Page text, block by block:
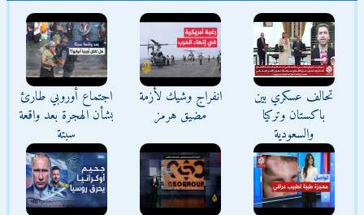
تحالف عسكري بين
باكستان وتركيا
والسعودية
انفراج وشيك لأزمة
مضيق هرمز
اجتماع أوروبي طارئ
بشأن الهجرة بعد واقعة
سبتة